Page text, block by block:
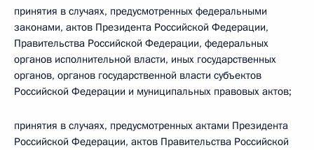
принятия в случаях, предусмотренных федеральными
законами, актов Президента Российской Федерации,
Правительства Российской Федерации, федеральных
органов исполнительной власти, иных государственных
органов, органов государственной власти субъектов
Российской Федерации и муниципальных правовых актов;
принятия в случаях, предусмотренных актами Президента
Российской Федерации, актов Правительства Российской